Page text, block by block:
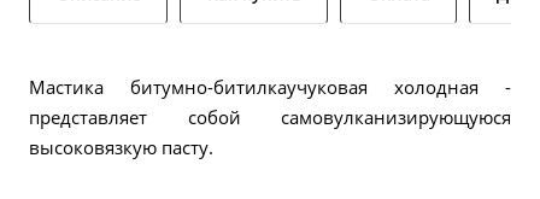
Мастика битумно-битилкаучуковая холодная -
представляет собой самовулканизирующуюся
высоковязкую пасту.